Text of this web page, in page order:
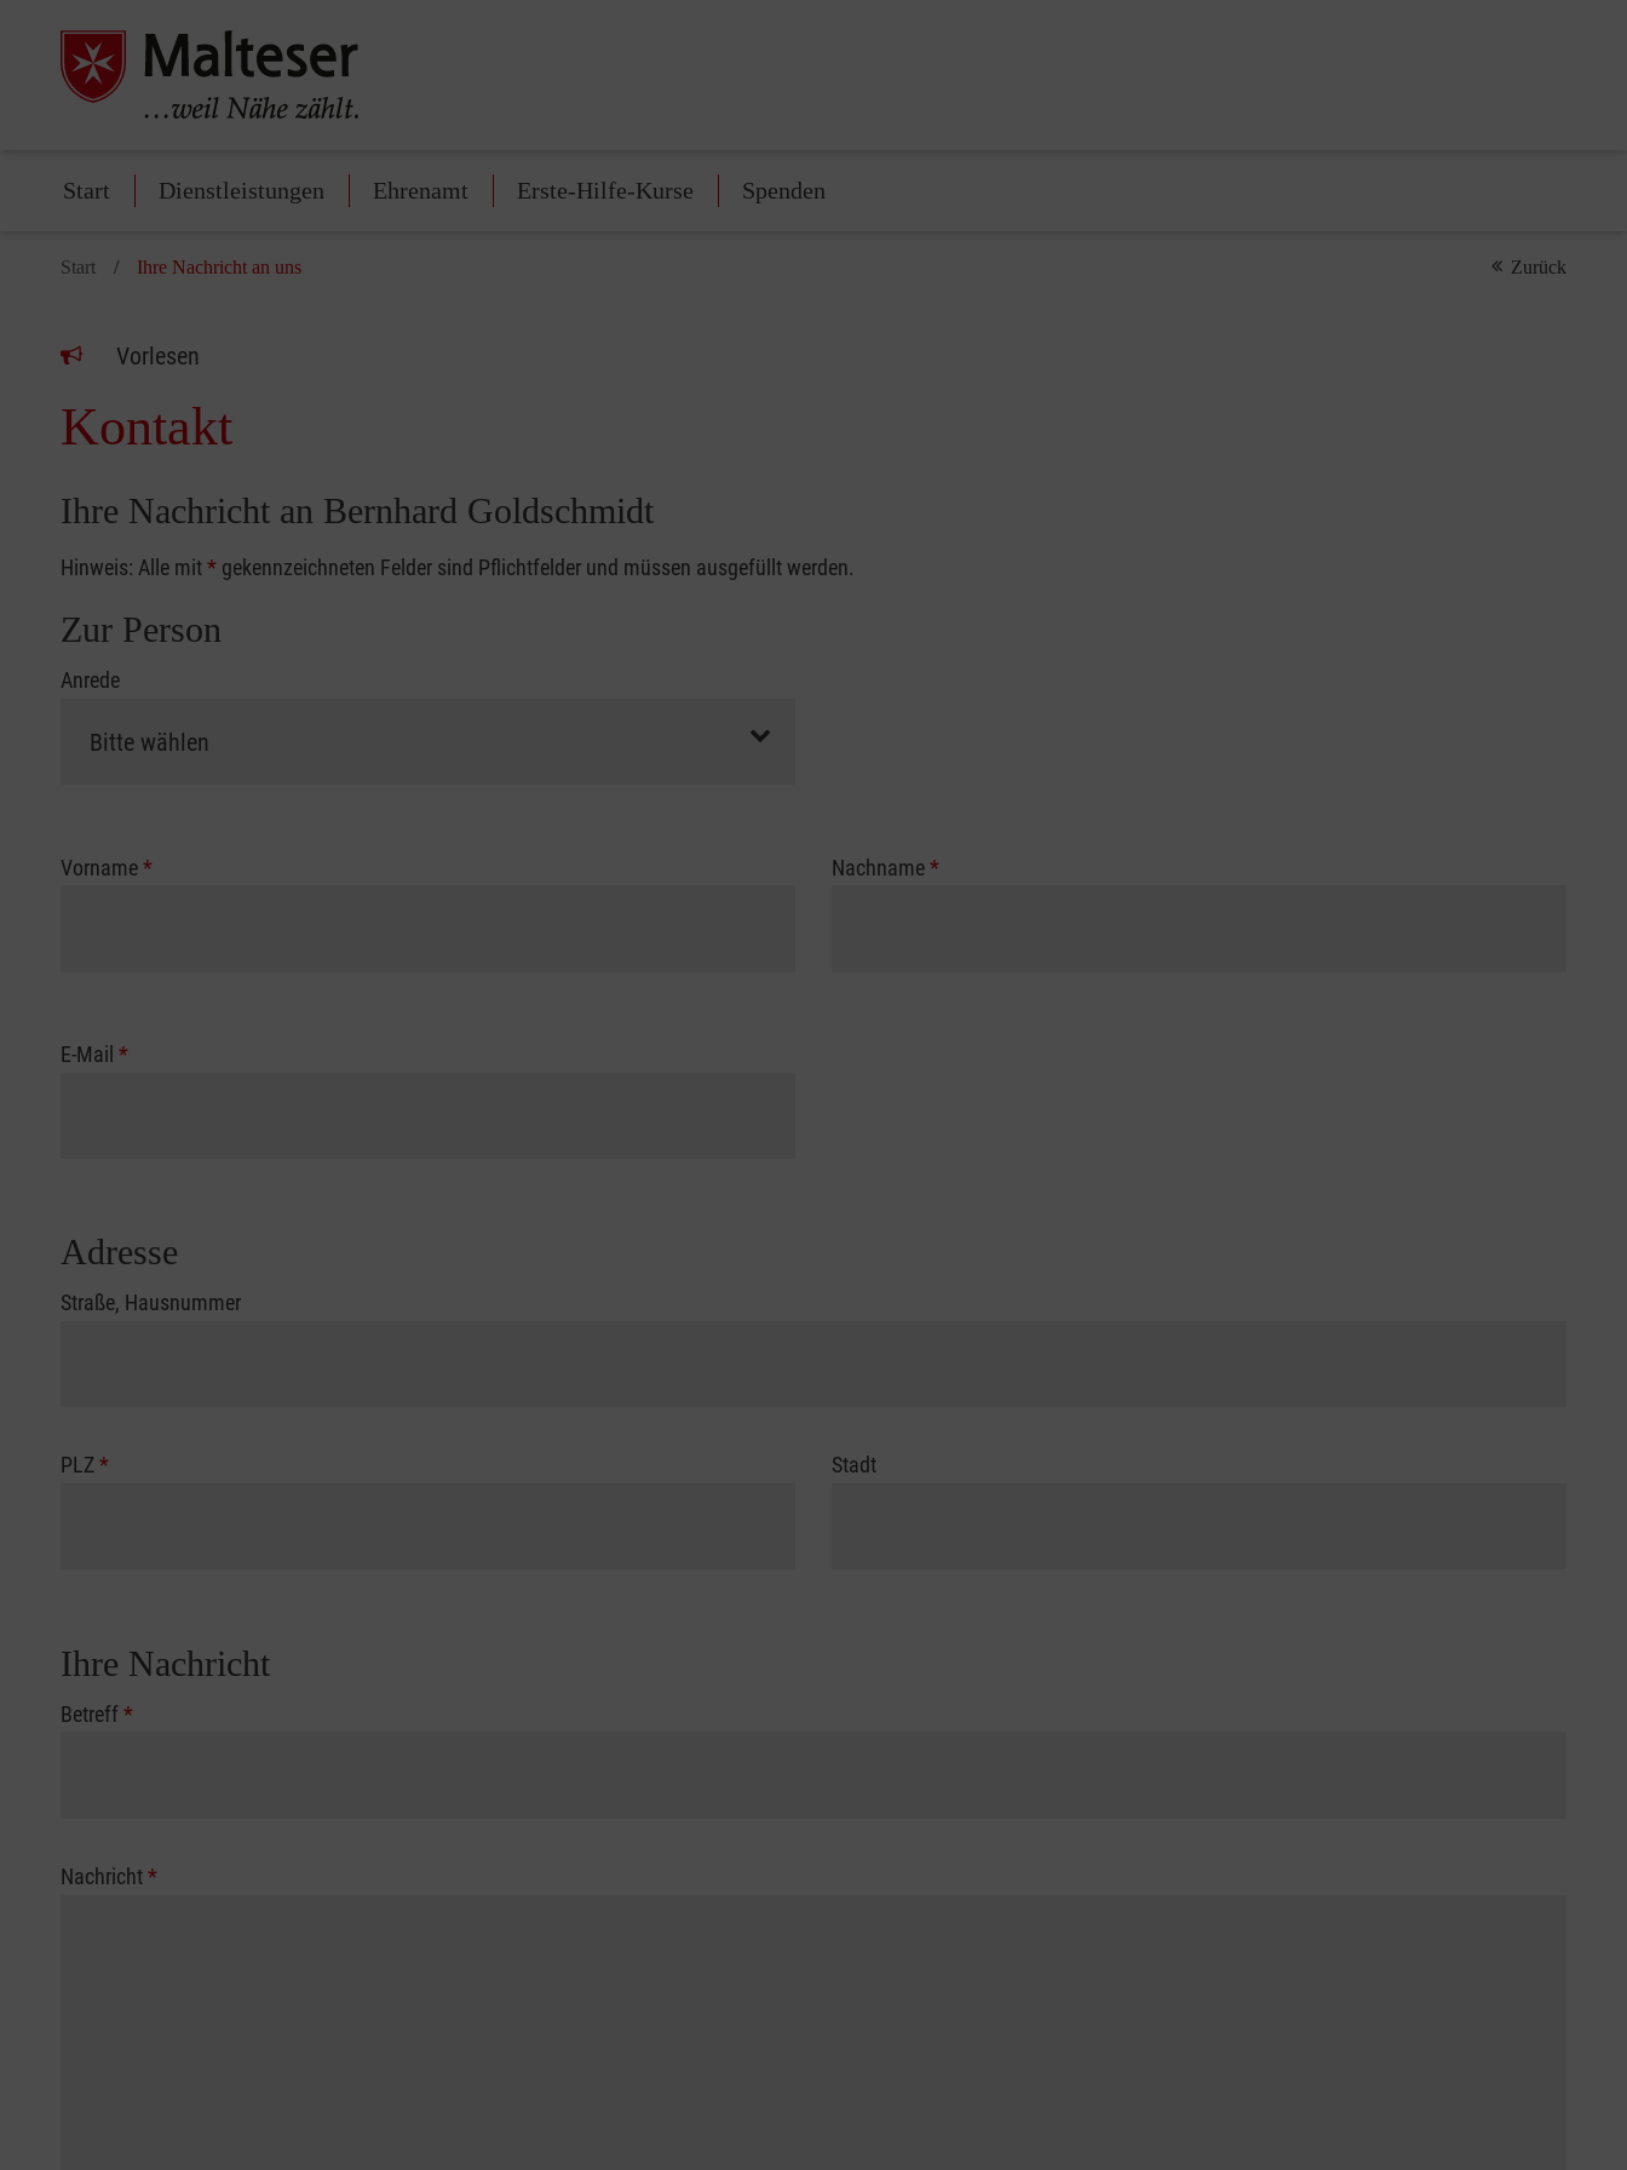
Start Dienstleistungen Ehrenamt Erste-Hilfe-Kurse Spenden
Start Ihre Nachricht an uns Zurück
Vorlesen
Kontakt
Ihre Nachricht an Bernhard Goldschmidt
Hinweis: Alle mit* gekennzeichneten Felder sind Pflichtfelder und müssen ausgefüllt werden.
Zur Person
Anrede
Vorname* Nachname*
E-Mail *
Adresse
Straße, Hausnummer
PLZ* Stadt
Ihre Nachricht
Betreff*
Nachricht*